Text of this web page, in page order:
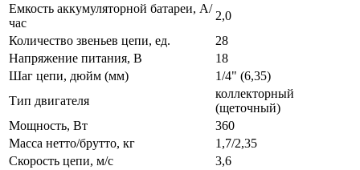
Емкость аккумуляторной батареи, А/
час
2,0
Количество звеньев цепи, ед.
28
Напряжение питания, В
18
Шаг цепи, дюйм (мм)
1/4" (6,35)
Тип двигателя
коллекторный
(щеточный)
Мощность, Вт
360
Масса нетто/брутто, кг
1,7/2,35
Скорость цепи, м/с
3,6